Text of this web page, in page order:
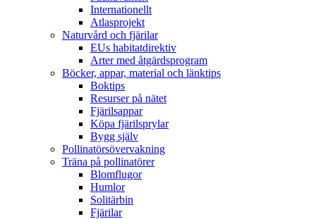
Internationellt
Atlasprojekt
Naturvård och fjärilar
EUs habitatdirektiv
Arter med åtgärdsprogram
Böcker, appar, material och länktips
Boktips
Resurser på nätet
Fjärilsappar
Köpa fjärilsprylar
Bygg själv
Pollinatörsövervakning
Träna på pollinatörer
Blomflugor
Humlor
Solitärbin
Fjärilar